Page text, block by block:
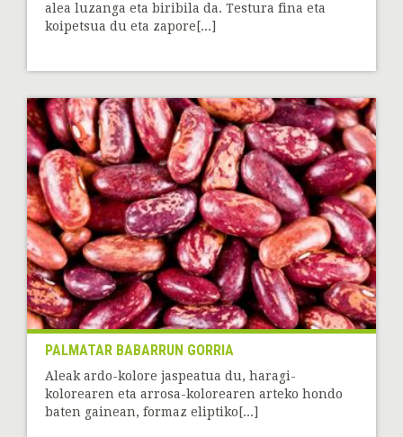
alea luzanga eta biribila da. Testura fina eta
koipetsua du eta zapore[...]
PALMATAR BABARRUN GORRIA
Aleak ardo-kolore jaspeatua du, haragi-
kolorearen eta arrosa-kolorearen arteko hondo
baten gainean, formaz eliptiko[...]